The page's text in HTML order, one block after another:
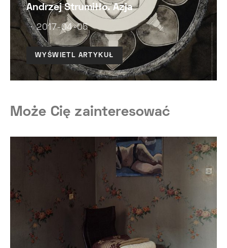
Andrzej Strumiłło. Azja
2017-04-05
WYŚWIETL ARTYKUŁ
Może Cię zainteresować